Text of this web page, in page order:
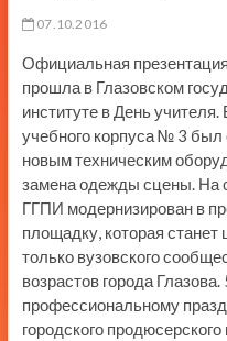
07.10.2016
Официальная
прошла в Глазовском
институте в День
учебного корпуса № 3
новым техническим
замена одежды сцены. На
ГГПИ модернизирован в
площадку, которая станет
только вузовского
возрастов города
профессиональному
городского